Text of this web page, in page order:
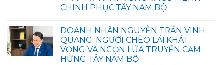
CHINH PHỤC TÂY NAM BỘ
DOANH NHÂN NGUYỄN TRẦN VINH
QUANG: NGƯỜI CHÈO LÁI KHÁT
VỌNG VÀ NGỌN LỬA TRUYỀN CẢM
HỨNG TÂY NAM BỘ